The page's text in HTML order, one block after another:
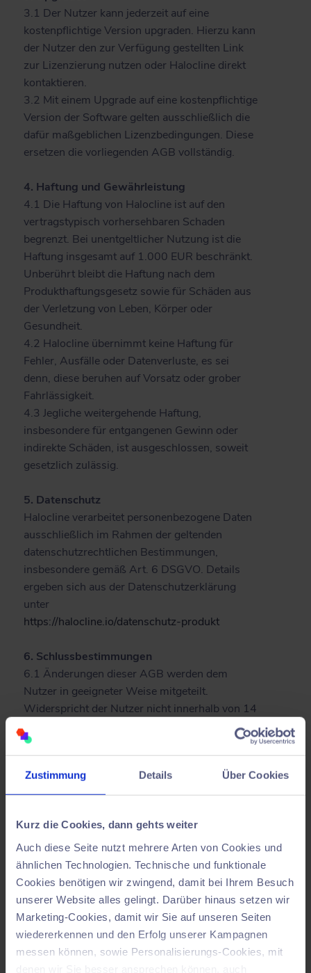
Zustimmung Details Über Cookies
Kurz die Cookies, dann gehts weiter
Auch diese Seite nutzt mehrere Arten von Cookies und
ähnlichen Technologien. Technische und funktionale
Cookies benötigen wir zwingend, damit bei Ihrem Besuch
unserer Website alles gelingt. Darüber hinaus setzen wir
Marketing-Cookies, damit wir Sie auf unseren Seiten
wiedererkennen und den Erfolg unserer Kampagnen
messen können, sowie Personalisierungs-Cookies, mit
3.1 Der Nutzer kann jederzeit auf eine
kostenpflichtige Version upgraden. Hierzu kann
der Nutzer den zur Verfügung gestellten Link
zur Lizenzierung nutzen oder Halocline direkt
kontaktieren.
3.2 Mit einem Upgrade auf eine kostenpflichtige
Version der Software gelten ausschließlich die
dafür maßgeblichen Lizenzbedingungen. Diese
ersetzen die vorliegenden AGB vollständig.
4. Haftung und Gewährleistung
4.1 Die Haftung von Halocline ist auf den
vertragstypisch vorhersehbaren Schaden
begrenzt. Bei unentgeltlicher Nutzung ist die
Haftung insgesamt auf 1.000 EUR beschränkt.
Unberührt bleibt die Haftung nach dem
Produkthaftungsgesetz sowie für Schäden aus
der Verletzung von Leben, Körper oder
Gesundheit.
4.2 Halocline übernimmt keine Haftung für
Fehler, Ausfälle oder Datenverluste, es sei
denn, diese beruhen auf Vorsatz oder grober
Fahrlässigkeit.
4.3 Jegliche weitergehende Haftung,
insbesondere für entgangenen Gewinn oder
indirekte Schäden, ist ausgeschlossen, soweit
gesetzlich zulässig.
5. Datenschutz
Halocline verarbeitet personenbezogene Daten
ausschließlich im Rahmen der geltenden
datenschutzrechtlichen Bestimmungen,
insbesondere gemäß Art. 6 DSGVO. Details
ergeben sich aus der Datenschutzerklärung
unter
https://halocline.io/datenschutz-produkt
6. Schlussbestimmungen
6.1 Änderungen dieser AGB werden dem
Nutzer in geeigneter Weise mitgeteilt.
Widerspricht der Nutzer nicht innerhalb von 14
Tagen in Textform und nutzt er die Software
weiter, gelten die geänderten AGB als
angenommen.
6.2 Es gilt das Recht der Bundesrepublik
Deutschland unter Ausschluss des UN-
6.3 Gerichtsstand für alle Streitigkeiten aus
oder im Zusammenhang mit diesen AGB ist
ausschließlich der Sitz von Halocline
(Osnabrück, DE).
Halocline GmbH & Co. KG
Stand 09/2025